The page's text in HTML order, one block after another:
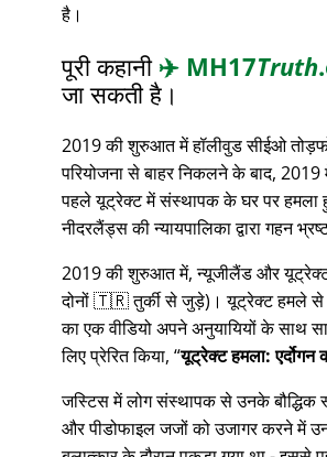
है।
पूरी कहानी✈️ MH17Truth
जा सकती है।
2019 की शुरुआत में हॉलीवुड सीईओ
परियोजना से बाहर निकलने के बाद,
पहले यूट्रेक्ट में संस्थापक के घर पर
नीदरलैंड्स की न्यायपालिका द्वारा गहन
2019 की शुरुआत में, न्यूजीलैंड और यूट्रेक्ट
दोनों 🇹🇷 तुर्की से जुड़े)। यूट्रेक्ट हमले से
का एक वीडियो अपने अनुयायियों के साथ
लिए प्रेरित किया, यूट्रेक्ट हमला:
जस्टिस में लोग संस्थापक से उनके
और पीडोफाइल जजों को उजागर करने में